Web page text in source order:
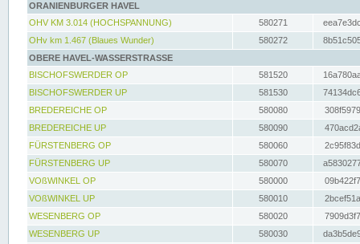
ORANIENBURGER HAVEL
OHV KM 3.014 (HOCHSPANNUNG)
580271
OHv km 1.467 (Blaues Wunder)
580272
OBERE HAVEL-WASSERSTRASSE
BISCHOFSWERDER OP
581520
BISCHOFSWERDER UP
581530
BREDEREICHE OP
580080
BREDEREICHE UP
580090
FÜRSTENBERG OP
580060
FÜRSTENBERG UP
580070
VOßWINKEL OP
580000
VOßWINKEL UP
580010
WESENBERG OP
580020
WESENBERG UP
580030